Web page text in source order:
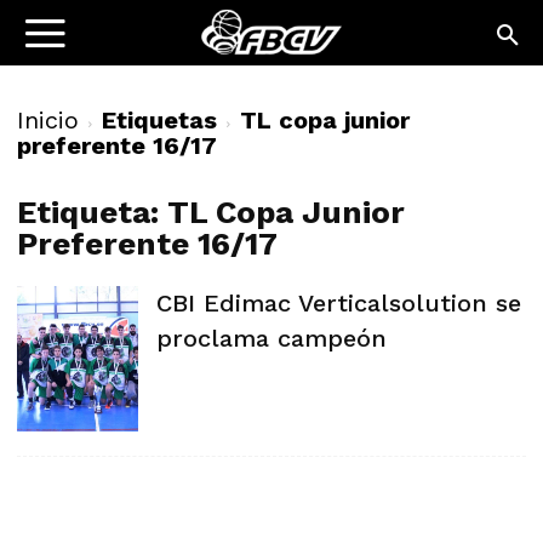
Inicio Etiquetas
TL copa junior
preferente 16/17
Etiqueta: TL Copa Junior
Preferente 16/17
CBI Edimac Verticalsolution se
proclama campeón